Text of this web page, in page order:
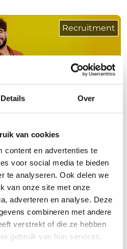
Details Over
van cookies
content en advertenties te
voor social media te bieden
te analyseren. Ook delen we
van onze site met onze
adverteren en analyse. Deze
combineren met andere
verstrekt of die ze hebben
gebruik van hun services.
Recruitment
leervermogen: zo
die blijven
Detachering
zonder stress: zo